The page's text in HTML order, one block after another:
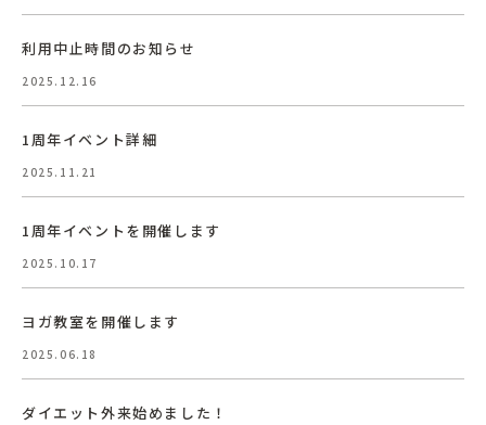
利用中止時間のお知らせ
2025.12.16
1周年イベント詳細
2025.11.21
1周年イベントを開催します
2025.10.17
ヨガ教室を開催します
2025.06.18
ダイエット外来始めました！